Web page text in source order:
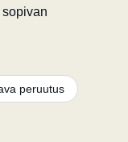
peruutus